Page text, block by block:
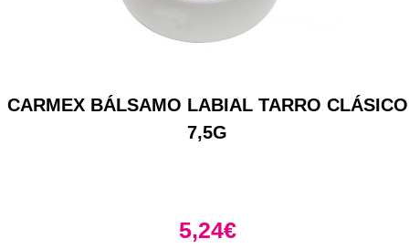
CARMEX BÁLSAMO LABIAL TARRO CLÁSICO
7,5G
5,24€